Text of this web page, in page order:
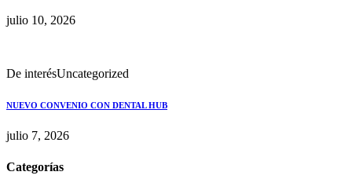
julio 10, 2026
De interésUncategorized
NUEVO CONVENIO CON DENTAL HUB
julio 7, 2026
Categorías